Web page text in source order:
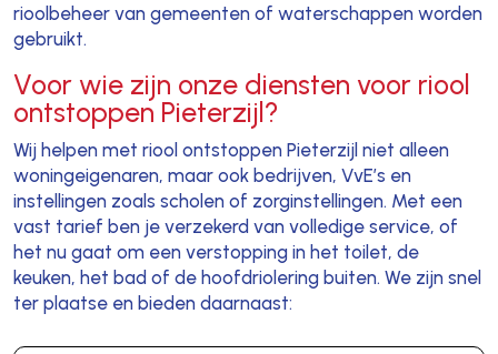
rioolbeheer van gemeenten of waterschappen worden
gebruikt.
Voor wie zijn onze diensten voor riool
ontstoppen Pieterzijl?
Wij helpen met riool ontstoppen Pieterzijl niet alleen
woningeigenaren, maar ook bedrijven, VvE’s en
instellingen zoals scholen of zorginstellingen. Met een
vast tarief ben je verzekerd van volledige service, of
het nu gaat om een verstopping in het toilet, de
keuken, het bad of de hoofdriolering buiten. We zijn snel
ter plaatse en bieden daarnaast: